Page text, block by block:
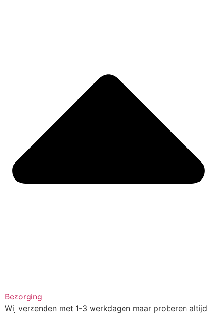
Bezorging
Wij verzenden met 1-3 werkdagen maar proberen altijd